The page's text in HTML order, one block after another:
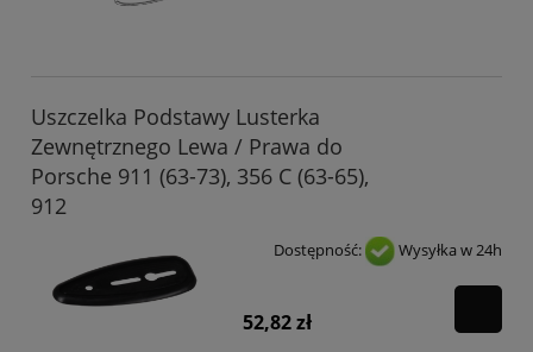
Uszczelka Podstawy Lusterka
Zewnętrznego Lewa / Prawa do
Porsche 911 (63-73), 356 C (63-65),
912
Dostępność: Wysyłka w 24h
52,82 zł